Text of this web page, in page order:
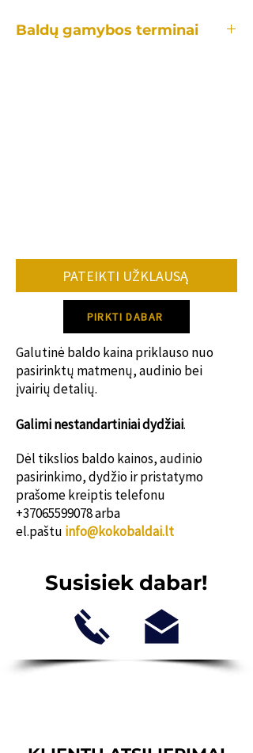
Baldų gamybos terminai
12 savaičių.
Dėl konkretaus gamybos termino
PATEIKTI UŽKLAUSĄ
PIRKTI DABAR
Galutinė baldo kaina priklauso nuo
pasirinktų matmenų, audinio bei
įvairių detalių.
Galimi nestandartiniai dydžiai.
Dėl tikslios baldo kainos, audinio
pasirinkimo, dydžio ir pristatymo
prašome kreiptis telefonu
+37065599078arba
el.paštu info@kokobaldai.lt
Susisiek dabar!